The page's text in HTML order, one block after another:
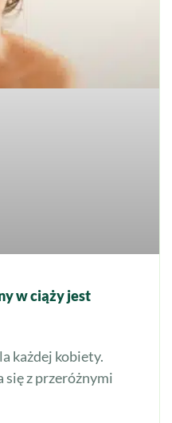
w ciąży jest
każdej kobiety.
się z przeróżnymi